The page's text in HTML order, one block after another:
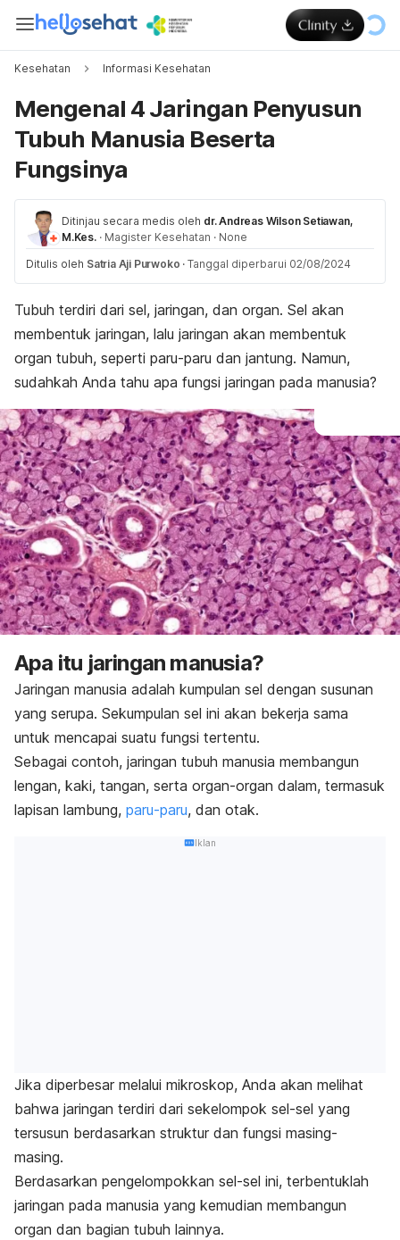
Kesehatan Informasi Kesehatan
Mengenal 4 Jaringan Penyusun
Tubuh Manusia Beserta
Fungsinya
Ditinjau secara medis oleh dr. Andreas Wilson Setiawan,
M.Kes. · Magister Kesehatan · None
Ditulis oleh Satria Aji Purwoko · Tanggal diperbarui 02/08/2024
Tubuh terdiri dari sel, jaringan, dan organ. Sel akan
membentuk jaringan, lalu jaringan akan membentuk
organ tubuh, seperti paru-paru dan jantung. Namun,
sudahkah Anda tahu apa fungsi jaringan pada manusia?
Apa itu jaringan manusia?
Jaringan manusia adalah kumpulan sel dengan susunan
yang serupa. Sekumpulan sel ini akan bekerja sama
untuk mencapai suatu fungsi tertentu.
Sebagai contoh, jaringan tubuh manusia membangun
lengan, kaki, tangan, serta organ-organ dalam, termasuk
lapisan lambung, paru-paru, dan otak.
Iklan
Jika diperbesar melalui mikroskop, Anda akan melihat
bahwa jaringan terdiri dari sekelompok sel-sel yang
tersusun berdasarkan struktur dan fungsi masing-
masing.
Berdasarkan pengelompokkan sel-sel ini, terbentuklah
jaringan pada manusia yang kemudian membangun
organ dan bagian tubuh lainnya.